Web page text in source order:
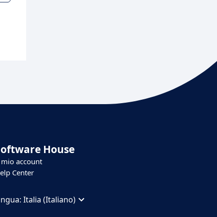
House
account
Center
Italia (Italiano)